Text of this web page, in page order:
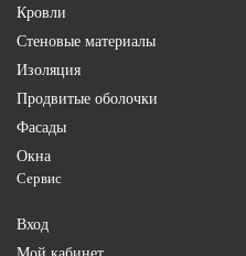
Кровли
Стеновые материалы
Изоляция
Продвитые оболочки
Фасады
Окна
Сервис
Вход